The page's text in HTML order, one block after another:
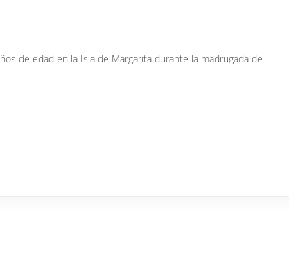
de edad en la Isla de Margarita durante la madrugada de